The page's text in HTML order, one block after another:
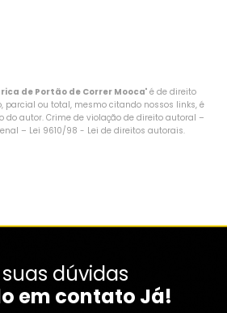
de Portão de Correr Mooca" é de direito
parcial ou total, mesmo citando nossos links, é
do autor. Crime de violação de direito autoral –
– Lei 9610/98 - Lei de direitos autorais.
suas dúvidas
em contato Já!